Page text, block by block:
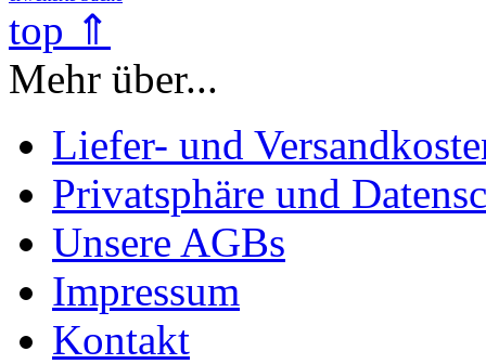
top ⇑
Mehr über...
Liefer- und
Privatsphäre und
Unsere AGBs
Impressum
Kontakt